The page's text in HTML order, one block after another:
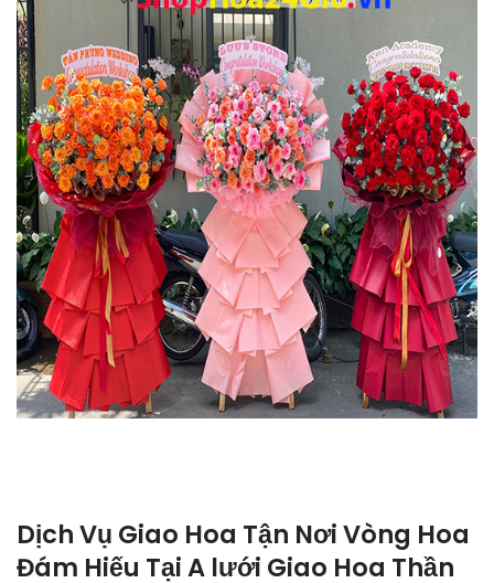
Dịch Vụ Giao Hoa Tận Nơi Vòng Hoa
Đám Hiếu Tại A lưới Giao Hoa Thần